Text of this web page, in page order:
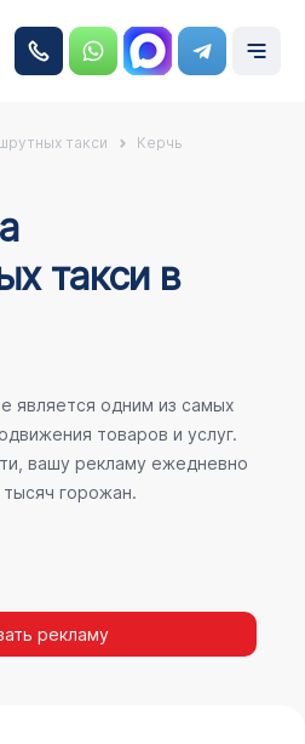
такси Керчь
такси в
является одним из самых
товаров и услуг.
вашу рекламу ежедневно
горожан.
рекламу